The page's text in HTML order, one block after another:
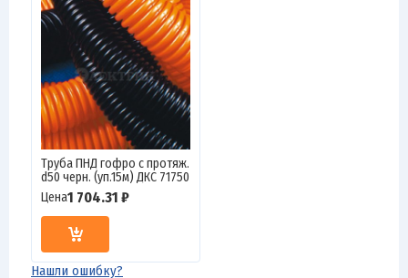
Труба ПНД гофро c протяж.
d50 черн. (уп.15м) ДКС 71750
Цена1 704.31 ₽
Нашли ошибку?